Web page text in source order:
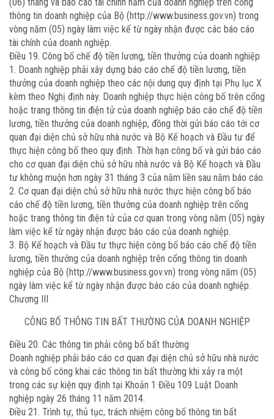
thông tin doanh nghiệp của Bộ (http://www.business.gov.vn) trong
vòng năm (05) ngày làm việc kể từ ngày nhận được các báo cáo
tài chính của doanh nghiệp.
Điều 19. Công bố chế độ tiền lương, tiền thưởng của doanh nghiệp
1. Doanh nghiệp phải xây dựng báo cáo chế độ tiền lương, tiền
thưởng của doanh nghiệp theo các nội dung quy định tại Phụ lục X
kèm theo Nghị định này. Doanh nghiệp thực hiện công bố trên cổng
hoặc trang thông tin điện tử của doanh nghiệp báo cáo chế độ tiền
lương, tiền thưởng của doanh nghiệp, đồng thời gửi báo cáo tới cơ
quan đại diện chủ sở hữu nhà nước và Bộ Kế hoạch và Đầu tư để
thực hiện công bố theo quy định. Thời hạn công bố và gửi báo cáo
cho cơ quan đại diện chủ sở hữu nhà nước và Bộ Kế hoạch và Đầu
tư không muộn hơn ngày 31 tháng 3 của năm liền sau năm báo cáo.
2. Cơ quan đại diện chủ sở hữu nhà nước thực hiện công bố báo
cáo chế độ tiền lương, tiền thưởng của doanh nghiệp trên cổng
hoặc trang thông tin điện tử của cơ quan trong vòng năm (05) ngày
làm việc kể từ ngày nhận được báo cáo của doanh nghiệp.
3. Bộ Kế hoạch và Đầu tư thực hiện công bố báo cáo chế độ tiền
lương, tiền thưởng của doanh nghiệp trên cổng thông tin doanh
nghiệp của Bộ (http://www.business.gov.vn) trong vòng năm (05)
ngày làm việc kể từ ngày nhận được báo cáo của doanh nghiệp.
Chương III
CÔNG BỐ THÔNG TIN BẤT THƯỜNG CỦA DOANH NGHIỆP
Điều 20. Các thông tin phải công bố bất thường
Doanh nghiệp phải báo cáo cơ quan đại diện chủ sở hữu nhà nước
và công bố công khai các thông tin bất thường khi xảy ra một
trong các sự kiện quy định tại Khoản 1 Điều 109 Luật Doanh
nghiệp ngày 26 tháng 11 năm 2014.
Điều 21. Trình tự, thủ tục, trách nhiệm công bố thông tin bất